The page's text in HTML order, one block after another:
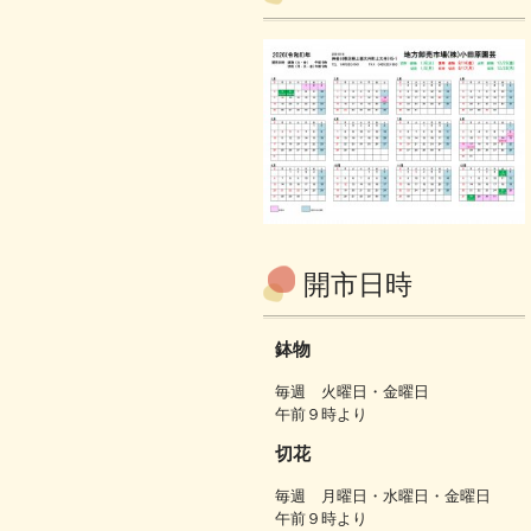
開市日時
鉢物
毎週 火曜日・金曜日
午前９時より
切花
毎週 月曜日・水曜日・金曜日
午前９時より